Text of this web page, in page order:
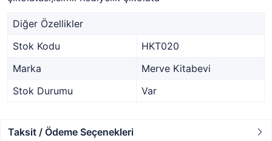
Diğer Özellikler
Stok Kodu
HKT020
Marka
Merve Kitabevi
Stok Durumu
Var
Taksit / Ödeme Seçenekleri